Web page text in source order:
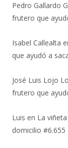
Pedro Gallardo
frutero que
Isabel Callealta
que ayudó a
José Luis Lojo
frutero que
Luis en La
domicilio #6.655